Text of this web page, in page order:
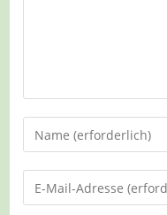
Gib
deinen
Namen
oder
Gib
deine